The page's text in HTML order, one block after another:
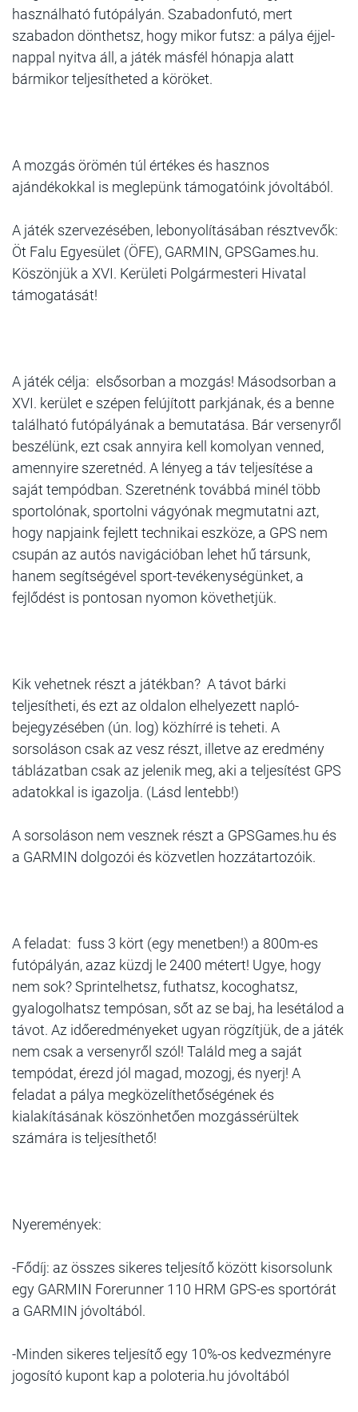
használható futópályán. Szabadonfutó, mert
szabadon dönthetsz, hogy mikor futsz: a pálya éjjel-
nappal nyitva áll, a játék másfél hónapja alatt
bármikor teljesítheted a köröket.
A mozgás örömén túl értékes és hasznos
ajándékokkal is meglepünk támogatóink jóvoltából.
A játék szervezésében, lebonyolításában résztvevők:
Öt Falu Egyesület (ÖFE), GARMIN, GPSGames.hu.
Köszönjük a XVI. Kerületi Polgármesteri Hivatal
támogatását!
A játék célja: elsősorban a mozgás! Másodsorban a
XVI. kerület e szépen felújított parkjának, és a benne
található futópályának a bemutatása. Bár versenyről
beszélünk, ezt csak annyira kell komolyan venned,
amennyire szeretnéd. A lényeg a táv teljesítése a
saját tempódban. Szeretnénk továbbá minél több
sportolónak, sportolni vágyónak megmutatni azt,
hogy napjaink fejlett technikai eszköze, a GPS nem
csupán az autós navigációban lehet hű társunk,
hanem segítségével sport-tevékenységünket, a
fejlődést is pontosan nyomon követhetjük.
Kik vehetnek részt a játékban? A távot bárki
teljesítheti, és ezt az oldalon elhelyezett napló-
bejegyzésében (ún. log) közhírré is teheti. A
sorsoláson csak az vesz részt, illetve az eredmény
táblázatban csak az jelenik meg, aki a teljesítést GPS
adatokkal is igazolja. (Lásd lentebb!)
A sorsoláson nem vesznek részt a GPSGames.hu és
a GARMIN dolgozói és közvetlen hozzátartozóik.
A feladat: fuss 3 kört (egy menetben!) a 800m-es
futópályán, azaz küzdj le 2400 métert! Ugye, hogy
nem sok? Sprintelhetsz, futhatsz, kocoghatsz,
gyalogolhatsz tempósan, sőt az se baj, ha lesétálod a
távot. Az időeredményeket ugyan rögzítjük, de a játék
nem csak a versenyről szól! Találd meg a saját
tempódat, érezd jól magad, mozogj, és nyerj! A
feladat a pálya megközelíthetőségének és
kialakításának köszönhetően mozgássérültek
számára is teljesíthető!
Nyeremények:
-Fődíj: az összes sikeres teljesítő között kisorsolunk
egy GARMIN Forerunner 110 HRM GPS-es sportórát
a GARMIN jóvoltából.
-Minden sikeres teljesítő egy 10%-os kedvezményre
jogosító kupont kap a poloteria.hu jóvoltából